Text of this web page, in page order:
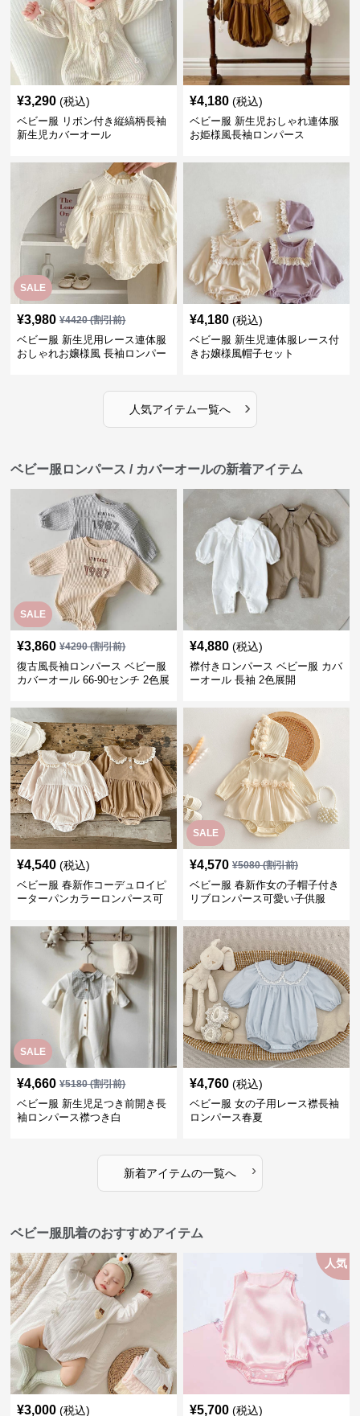
¥3,290 (税込)
ベビー服 リボン付き縦縞柄長袖
新生児カバーオール
¥4,180 (税込)
ベビー服 新生児おしゃれ連体服
お姫様風長袖ロンパース
SALE
¥3,980 ¥4420(割引前)
ベビー服 新生児用レース連体服
おしゃれお嬢様風 長袖ロンパー
¥4,180 (税込)
ベビー服 新生児連体服レース付
きお嬢様風帽子セット
人気アイテム一覧へ ›
ベビー服ロンパース / カバーオールの新着アイテム
SALE
¥3,860 ¥4290(割引前)
復古風長袖ロンパース ベビー服
カバーオール 66-90センチ 2色展
¥4,880 (税込)
襟付きロンパース ベビー服 カバ
ーオール 長袖 2色展開
¥4,540 (税込)
ベビー服 春新作コーデュロイピ
ーターパンカラーロンパース可
SALE
¥4,570 ¥5080(割引前)
ベビー服 春新作女の子帽子付き
リブロンパース可愛い子供服
SALE
¥4,660 ¥5180(割引前)
ベビー服 新生児足つき前開き長
袖ロンパース襟つき白
¥4,760 (税込)
ベビー服 女の子用レース襟長袖
ロンパース春夏
新着アイテムの一覧へ ›
ベビー服肌着のおすすめアイテム
¥3,000 (税込)
人気
¥5,700 (税込)